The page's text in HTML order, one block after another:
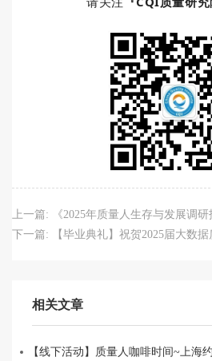
上一篇:
《2025年质量人生存与发展调
下一篇:
【毕业典礼】祝贺2025届大数据
相关文章
【线下活动】质量人咖啡时间~上海